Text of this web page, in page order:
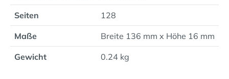
Seiten 128
Maße Breite 136 mm x Höhe 16 mm
Gewicht 0.24 kg